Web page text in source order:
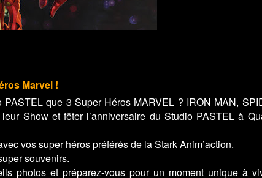
Marvel !
que 3 Super Héros MARVEL ? IRON MAN,
Show et fêter l’anniversaire du Studio PASTEL à
vos super héros préférés de la Stark Anim’action.
souvenirs.
photos et préparez-vous pour un moment unique à